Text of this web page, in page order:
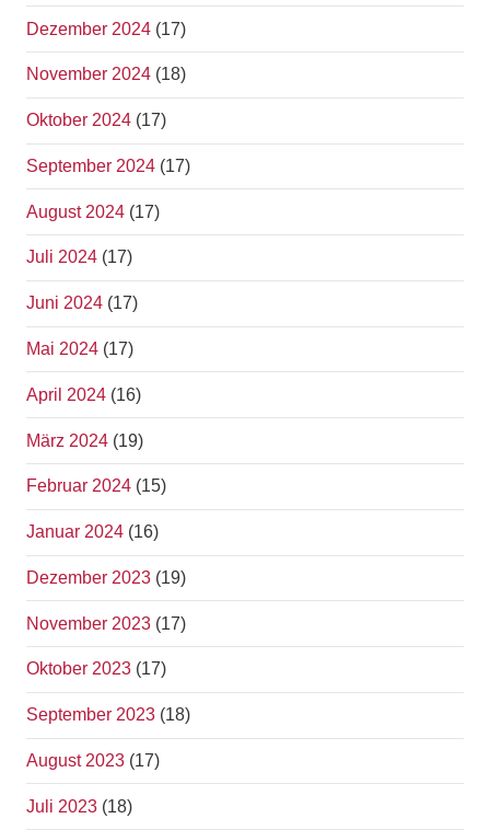
Dezember 2024 (17)
November 2024 (18)
Oktober 2024 (17)
September 2024 (17)
August 2024 (17)
Juli 2024 (17)
Juni 2024 (17)
Mai 2024 (17)
April 2024 (16)
März 2024 (19)
Februar 2024 (15)
Januar 2024 (16)
Dezember 2023 (19)
November 2023 (17)
Oktober 2023 (17)
September 2023 (18)
August 2023 (17)
Juli 2023 (18)